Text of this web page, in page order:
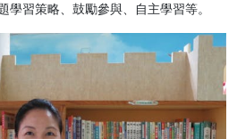
學習策略、鼓勵參與、自主學習等。